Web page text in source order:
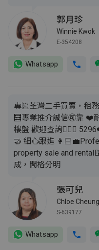
郭月珍
Winnie Kwok
E-354208
Whatsapp
專🈺️荃灣二手買賣，租
🧮專業推介誠信🉑靠 ❤️
樓盤 歡迎查詢💁🏻‍♀️
🤝 細心跟進
property sale and
成，間格分明
張可兒
Chloe Cheung
S-639177
Whatsapp